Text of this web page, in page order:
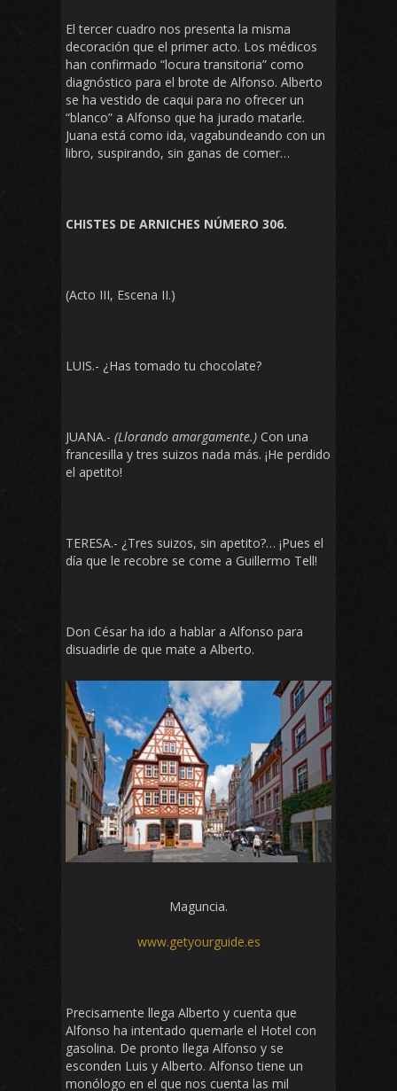
El tercer cuadro nos presenta la misma
decoración que el primer acto. Los médicos
han confirmado “locura transitoria” como
diagnóstico para el brote de Alfonso. Alberto
se ha vestido de caqui para no ofrecer un
“blanco” a Alfonso que ha jurado matarle.
Juana está como ida, vagabundeando con un
libro, suspirando, sin ganas de comer…
CHISTES DE ARNICHES NÚMERO 306.
(Acto III, Escena II.)
LUIS.- ¿Has tomado tu chocolate?
JUANA.- (Llorando amargamente.) Con una
francesilla y tres suizos nada más. ¡He perdido
el apetito!
TERESA.- ¿Tres suizos, sin apetito?… ¡Pues el
día que le recobre se come a Guillermo Tell!
Don César ha ido a hablar a Alfonso para
disuadirle de que mate a Alberto.
Maguncia.
www.getyourguide.es
Precisamente llega Alberto y cuenta que
Alfonso ha intentado quemarle el Hotel con
gasolina. De pronto llega Alfonso y se
esconden Luis y Alberto. Alfonso tiene un
monólogo en el que nos cuenta las mil